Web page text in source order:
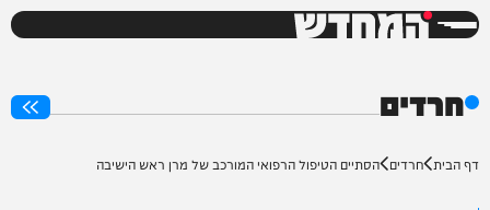
המחדש
חרדים
דף הבית חרדים הסתיים הטיפול הרפואי המורכב של מרן ראש הישיבה